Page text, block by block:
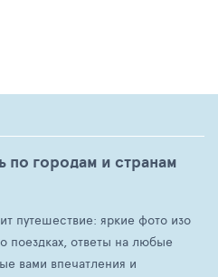
по городам и странам
путешествие: яркие фото изо
поездках, ответы на любые
вами впечатления и